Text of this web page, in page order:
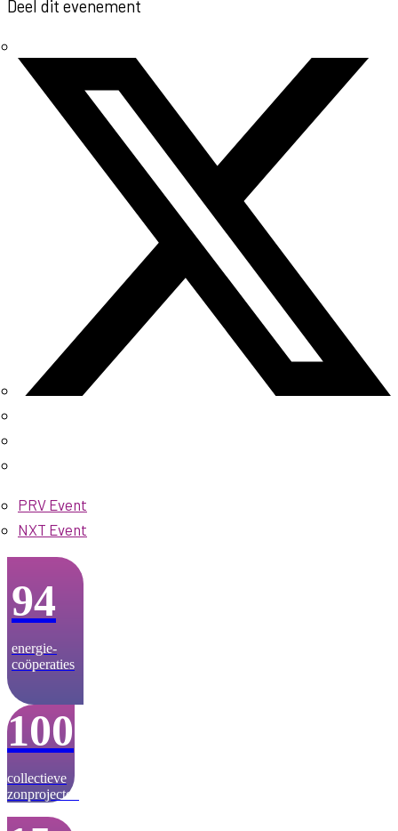
Deel dit evenement
PRV Event
NXT Event
94
energie­-
coöperaties
100
collectieve
zonprojecten